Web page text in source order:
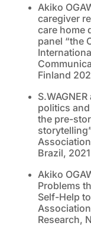
Akiko
caregiver
care home
panel “the
Finland
politics
the pre-
Brazil,
Akiko
Problems
Self-Help
Research,